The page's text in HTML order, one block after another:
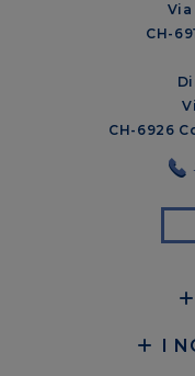
CH-
CH-6926
I